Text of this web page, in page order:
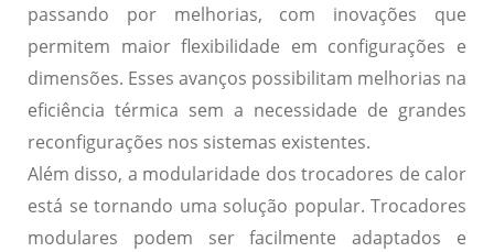
passando por melhorias, com inovações que
permitem maior flexibilidade em configurações e
dimensões. Esses avanços possibilitam melhorias na
eficiência térmica sem a necessidade de grandes
reconfigurações nos sistemas existentes.
Além disso, a modularidade dos trocadores de calor
está se tornando uma solução popular. Trocadores
modulares podem ser facilmente adaptados e